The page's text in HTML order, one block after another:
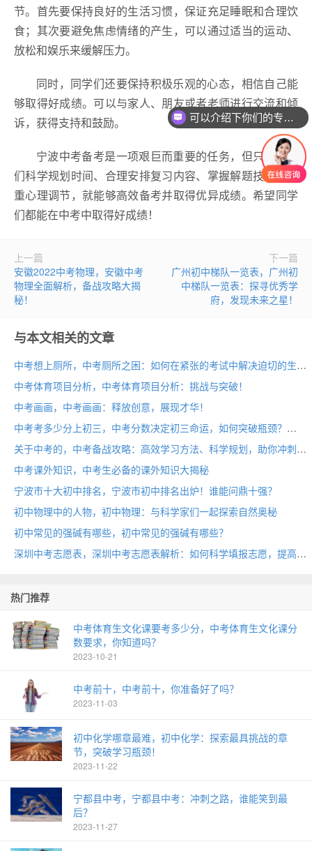
节。首先要保持良好的生活习惯，保证充足睡眠和合理饮
食；其次要避免焦虑情绪的产生，可以通过适当的运动、
放松和娱乐来缓解压力。
同时，同学们还要保持积极乐观的心态，相信自己能
够取得好成绩。可以与家人、朋友或者老师进行交流和倾
诉，获得支持和鼓励。
宁波中考备考是一项艰巨而重要的任务，但只要同学
们科学规划时间、合理安排复习内容、掌握解题技巧并注
重心理调节，就能够高效备考并取得优异成绩。希望同学
们都能在中考中取得好成绩！
上一篇
安徽2022中考物理，安徽中考
物理全面解析，备战攻略大揭
秘！
下一篇
广州初中梯队一览表，广州初
中梯队一览表：探寻优秀学
府，发现未来之星！
与本文相关的文章
中考想上厕所，中考厕所之困：如何在紧张的考试中解决迫切的生理需求？
中考体育项目分析，中考体育项目分析：挑战与突破！
中考画画，中考画画：释放创意，展现才华！
中考考多少分上初三，中考分数决定初三命运，如何突破瓶颈？
关于中考的，中考备战攻略：高效学习方法、科学规划，助你冲刺成功！
中考课外知识，中考生必备的课外知识大揭秘
宁波市十大初中排名，宁波市初中排名出炉！谁能问鼎十强？
初中物理中的人物，初中物理：与科学家们一起探索自然奥秘
初中常见的强碱有哪些，初中常见的强碱有哪些？
深圳中考志愿表，深圳中考志愿表解析：如何科学填报志愿，提高录取率
热门推荐
中考体育生文化课要考多少分，中考体育生文化课分
数要求，你知道吗？
2023-10-21
中考前十，中考前十，你准备好了吗？
2023-11-03
初中化学哪章最难，初中化学：探索最具挑战的章
节，突破学习瓶颈！
2023-11-22
宁都县中考，宁都县中考：冲刺之路，谁能笑到最
后？
2023-11-27
可以介绍下你们的专业吗？